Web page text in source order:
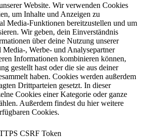
Website. Wir verwenden Cookies
um Inhalte und Anzeigen zu
Media-Funktionen bereitzustellen und um
Wir geben, dein Einverständnis
über deine Nutzung unserer
Media-, Werbe- und Analysepartner
Informationen kombinieren können,
gestellt hast oder die sie aus deiner
haben. Cookies werden außerdem
Drittparteien gesetzt. In dieser
Cookies einer Kategorie oder ganze
Außerdem findest du hier weitere
Cookies.
CSRF Token